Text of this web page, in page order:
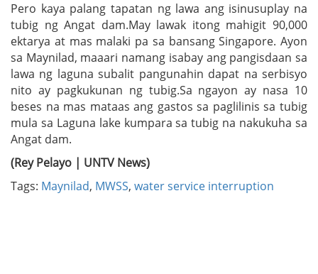
Pero kaya palang tapatan ng lawa ang isinusuplay na
tubig ng Angat dam.May lawak itong mahigit 90,000
ektarya at mas malaki pa sa bansang Singapore. Ayon
sa Maynilad, maaari namang isabay ang pangisdaan sa
lawa ng laguna subalit pangunahin dapat na serbisyo
nito ay pagkukunan ng tubig.Sa ngayon ay nasa 10
beses na mas mataas ang gastos sa paglilinis sa tubig
mula sa Laguna lake kumpara sa tubig na nakukuha sa
Angat dam.
(Rey Pelayo | UNTV News)
Tags: Maynilad, MWSS, water service interruption